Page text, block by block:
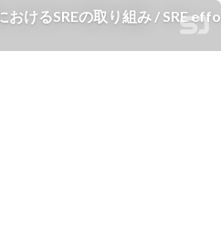
おけるSREの取り組み / SRE